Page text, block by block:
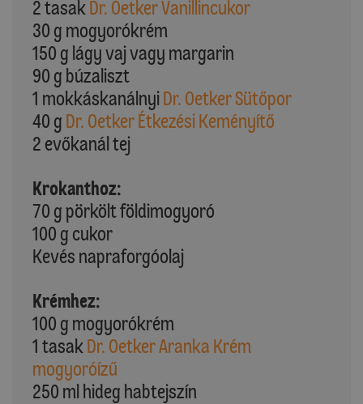
2 tasak Dr. Oetker Vanillincukor
30 g mogyorókrém
150 g lágy vaj vagy margarin
90 g búzaliszt
1 mokkáskanálnyiDr. Oetker Sütőpor
40 g Dr. Oetker Étkezési Keményítő
2 evőkanál tej
Krokanthoz:
70 g pörkölt földimogyoró
100 g cukor
Kevés napraforgóolaj
Krémhez:
100 g mogyorókrém
1 tasak Dr. Oetker Aranka Krém
mogyoróízű
250 ml hideg habtejszín